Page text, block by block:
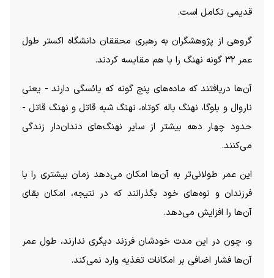
قدیمی تکامل است.
گروهی از پژوهشگران به رهبری محققان دانشگاه اکستر طول
عمر ۳۲ گونه نهنگ را با هم مقایسه کردند.
آن‌ها دریافتند که ماده‌های پنج گونه که یائسگی دارند - یعنی
ناروال و بلوگا، نهنگ باله کوتاه، نهنگ شبه قاتل و نهنگ قاتل -
حدود چهار دهه بیشتر از سایر نهنگ‌های دندان‌دار زندگی
می‌کنند.
این عمر طولانی‌تر به آن‌ها امکان می‌دهد زمان بیشتری را با
فرزندان و نوه‌های خود بگذرانند که در نتیجه، امکان بقای
آن‌ها را افزایش می‌دهد.
و، چون در این مدت خودشان فرزند دیگری ندارند، طول عمر
آن‌ها فشار اضافی بر امکانات تغذیه وارد نمی‌کند.